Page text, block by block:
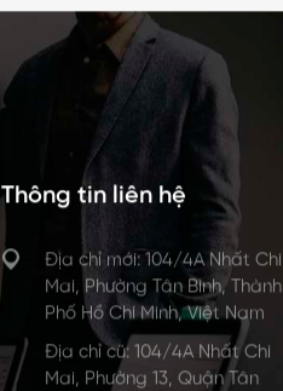
Thông tin liên hệ
Địa chỉ mới: 104/4A Nhất Chi
Mai, Phường Tân Bình, Thành
Phố Hồ Chí Minh, Việt Nam
Địa chỉ cũ: 104/4A Nhất Chi
Mai, Phường 13, Quận Tân